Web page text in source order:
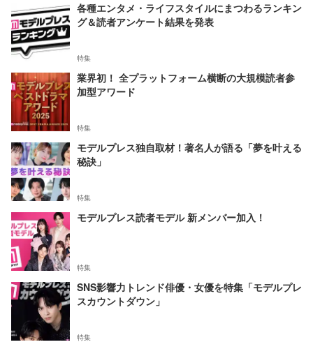
各種エンタメ・ライフスタイルにまつわるランキン
グ＆読者アンケート結果を発表
特集
業界初！ 全プラットフォーム横断の大規模読者参
加型アワード
特集
モデルプレス独自取材！著名人が語る「夢を叶える
秘訣」
特集
モデルプレス読者モデル 新メンバー加入！
特集
SNS影響力トレンド俳優・女優を特集「モデルプレ
スカウントダウン」
特集